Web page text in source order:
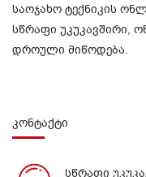
საოჯახო ტექნიკის
სწრაფი უკუკავშირი,
დროული მიწოდება.
კონტაქტი
სწრაფი